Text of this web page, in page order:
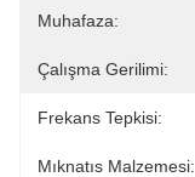
Muhafaza:
Çalışma Gerilimi:
Frekans Tepkisi:
Mıknatıs Malzemesi: